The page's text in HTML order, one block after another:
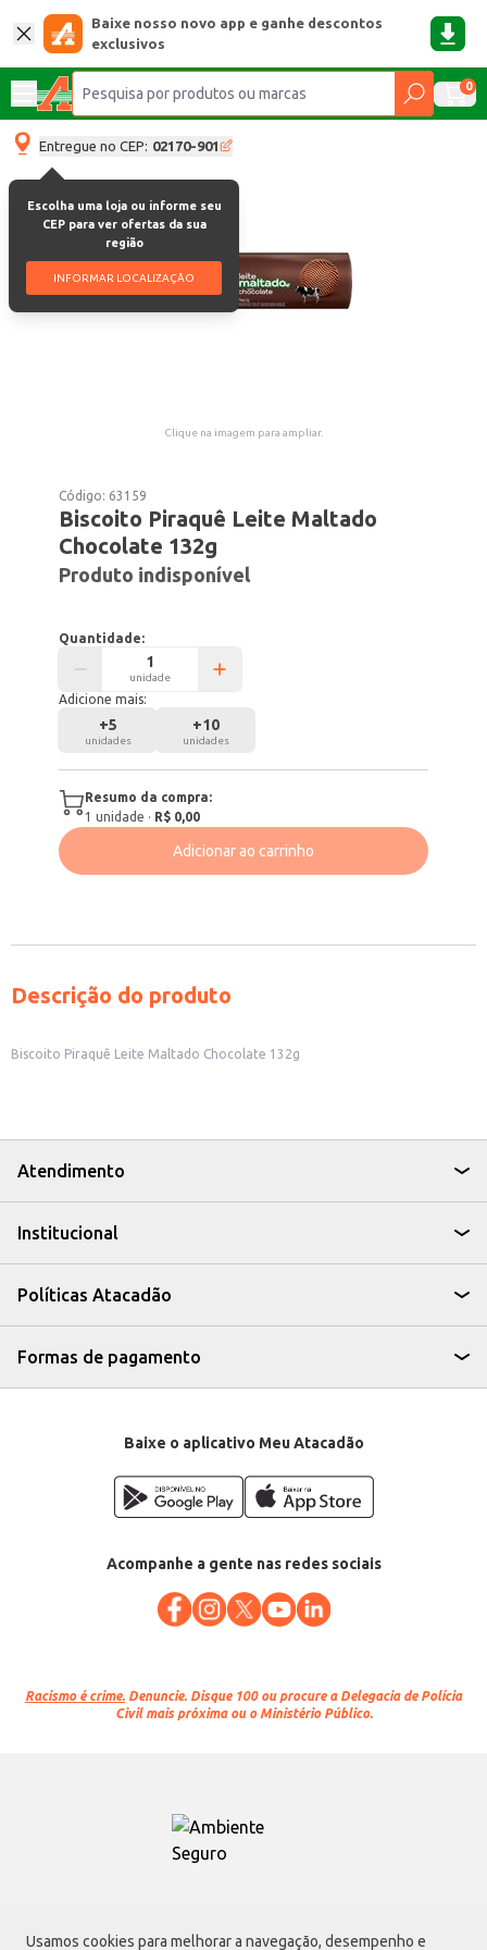
Usamos cookies para melhorar a navegação, desempenho e
Baixe nosso novo app e ganhe descontos
exclusivos
0
Entregue no CEP: 02170-901
Escolha uma loja ou informe seu
CEP para ver ofertas da sua
região
INFORMAR LOCALIZAÇÃO
Clique na imagem para ampliar.
Código: 63159
Biscoito Piraquê Leite Maltado
Chocolate 132g
Produto indisponível
Quantidade:
unidade
Adicione mais:
+5
unidades
+10
unidades
Resumo da compra:
1 unidade · R$ 0,00
Adicionar ao carrinho
Descrição do produto
Biscoito Piraquê Leite Maltado Chocolate 132g
Atendimento
Institucional
Políticas Atacadão
Formas de pagamento
Baixe o aplicativo Meu Atacadão
Acompanhe a gente nas redes sociais
Racismo é crime. Denuncie. Disque 100 ou procure a Delegacia de Polícia
Civil mais próxima ou o Ministério Público.
Atacadão S.A.